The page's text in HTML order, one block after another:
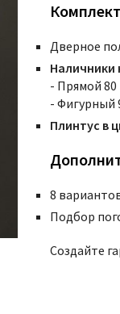
Дверное
Наличники
- Прямой
- Фигурный
Плинтус в
8
Подбор
Создайте